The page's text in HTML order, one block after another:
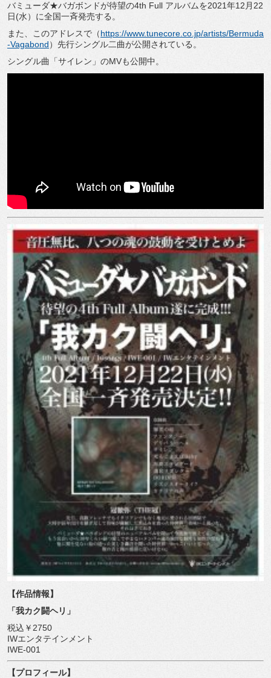
バミューダ★バガボンドが待望の4th Full アルバムを2021年12月22
日(水）に全国一斉発売する。
また、このアドレスで（https://www.tunecore.co.jp/artists/Bermuda
-Vagabond）先行シングル二曲が公開されている。
シングル曲「サイレン」のMVも公開中。
【作品情報】
「我カク闘ヘリ」
税込￥2750
IWエンタテインメント
IWE-001
【プロフィール】